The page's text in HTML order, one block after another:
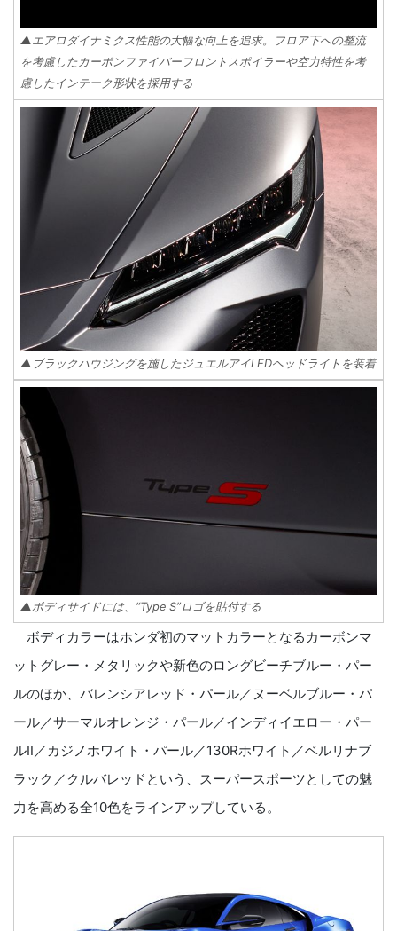
▲エアロダイナミクス性能の大幅な向上を追求。フロア下への整流
を考慮したカーボンファイバーフロントスポイラーや空力特性を考
慮したインテーク形状を採用する
▲ブラックハウジングを施したジュエルアイLEDヘッドライトを装着
▲ボディサイドには、“Type S”ロゴを貼付する
ボディカラーはホンダ初のマットカラーとなるカーボンマ
ットグレー・メタリックや新色のロングビーチブルー・パー
ルのほか、バレンシアレッド・パール／ヌーベルブルー・パ
ール／サーマルオレンジ・パール／インディイエロー・パー
ルⅡ／カジノホワイト・パール／130Rホワイト／ベルリナブ
ラック／クルバレッドという、スーパースポーツとしての魅
力を高める全10色をラインアップしている。